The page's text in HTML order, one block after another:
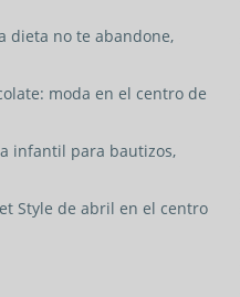
dieta no te abandone,
moda en el centro de
infantil para bautizos,
Style de abril en el centro